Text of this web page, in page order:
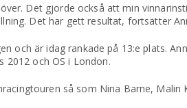
Det gjorde också att min
Det har gett resultat, fortsätter
och är idag rankade på 13:e plats.
2012 och OS i London.
så som Nina Barne, Malin